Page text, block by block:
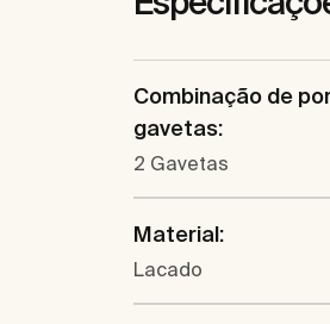
Combinação de
gavetas:
2 Gavetas
Material:
Lacado